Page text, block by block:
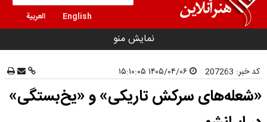
English العربية
نمایش منو
کد خبر: 207263
«شعله‌های سرکش تاریکی» و «یخ‌بستگی»